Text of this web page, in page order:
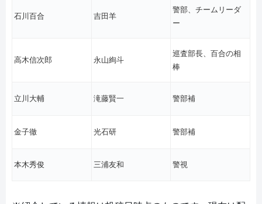
石川百合 吉田羊
警部、チームリーダ
ー
高木信次郎 永山絢斗
巡査部長、百合の相
棒
立川大輔 滝藤賢一 警部補
金子徹 光石研 警部補
本木秀俊 三浦友和 警視